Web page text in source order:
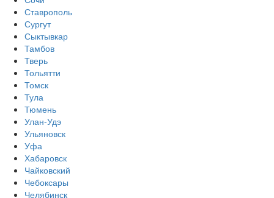
Ставрополь
Сургут
Сыктывкар
Тамбов
Тверь
Тольятти
Томск
Тула
Тюмень
Улан-Удэ
Ульяновск
Уфа
Хабаровск
Чайковский
Чебоксары
Челябинск